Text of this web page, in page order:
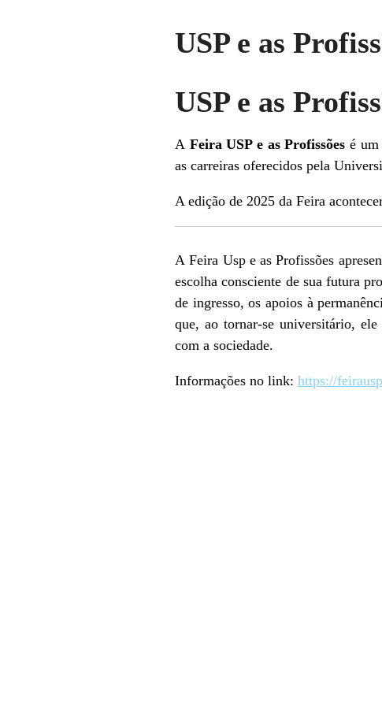
USP e as
USP e as
A Feira USP e as Profissões é um
as carreiras oferecidos pela
A edição de 2025 da Feira
A Feira Usp e as Profissões
escolha consciente de sua futura
de ingresso, os apoios à
que, ao tornar-se universitário,
com a sociedade.
Informações no link: https://